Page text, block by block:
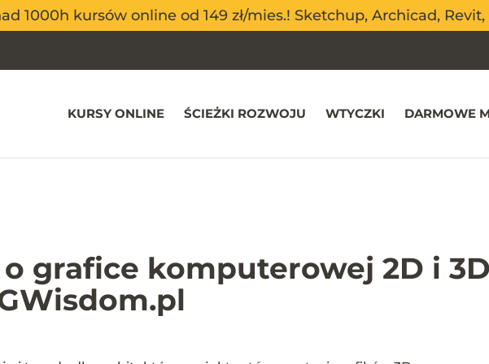
1000h kursów online od 149 zł/mies.! Sketchup, Archicad,
1000h kursów online od 149 zł/mies.! Sketchup, Archicad,
KURSY ONLINE ŚCIEŻKI ROZWOJU WTYCZKI DARMOWE
grafice komputerowej 2D i